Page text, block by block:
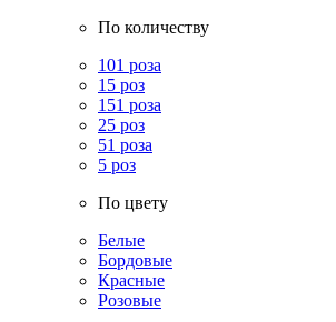
По количеству
101 роза
15 роз
151 роза
25 роз
51 роза
5 роз
По цвету
Белые
Бордовые
Красные
Розовые